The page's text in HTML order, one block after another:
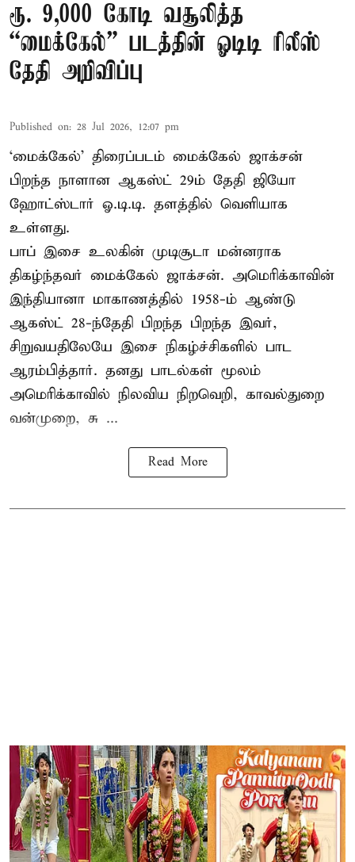
ரூ. 9,000 கோடி வசூலித்த
“மைக்கேல்” படத்தின் ஓடிடி ரிலீஸ்
தேதி அறிவிப்பு
Published on: 28 Jul 2026, 12:07 pm
‘மைக்கேல்’ திரைப்படம் மைக்கேல் ஜாக்சன்
பிறந்த நாளான ஆகஸ்ட் 29ம் தேதி ஜியோ
ஹோட்ஸ்டார் ஓ.டி.டி. தளத்தில் வெளியாக
உள்ளது.
பாப் இசை உலகின் முடிசூடா மன்னராக
திகழ்ந்தவர் மைக்கேல் ஜாக்சன். அமெரிக்காவின்
இந்தியானா மாகாணத்தில் 1958-ம் ஆண்டு
ஆகஸ்ட் 28-ந்தேதி பிறந்த பிறந்த இவர்,
சிறுவயதிலேயே இசை நிகழ்ச்சிகளில் பாட
ஆரம்பித்தார். தனது பாடல்கள் மூலம்
அமெரிக்காவில் நிலவிய நிறவெறி, காவல்துறை
வன்முறை, சு ...
Read More